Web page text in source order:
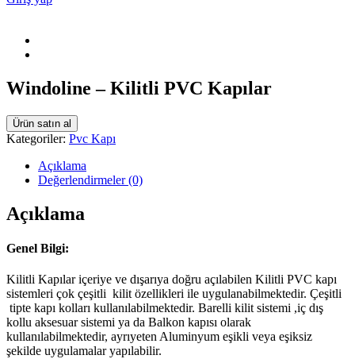
Windoline – Kilitli PVC Kapılar
Ürün satın al
Kategoriler: Pvc Kapı
Açıklama
Değerlendirmeler (0)
Açıklama
Genel Bilgi:
Kilitli Kapılar içeriye ve dışarıya doğru açılabilen Kilitli PVC kapı
sistemleri çok çeşitli kilit özellikleri ile uygulanabilmektedir. Çeşitli
tipte kapı kolları kullanılabilmektedir. Barelli kilit sistemi ,iç dış
kollu aksesuar sistemi ya da Balkon kapısı olarak
kullanılabilmektedir, ayrıyeten Aluminyum eşikli veya eşiksiz
şekilde uygulamalar yapılabilir.